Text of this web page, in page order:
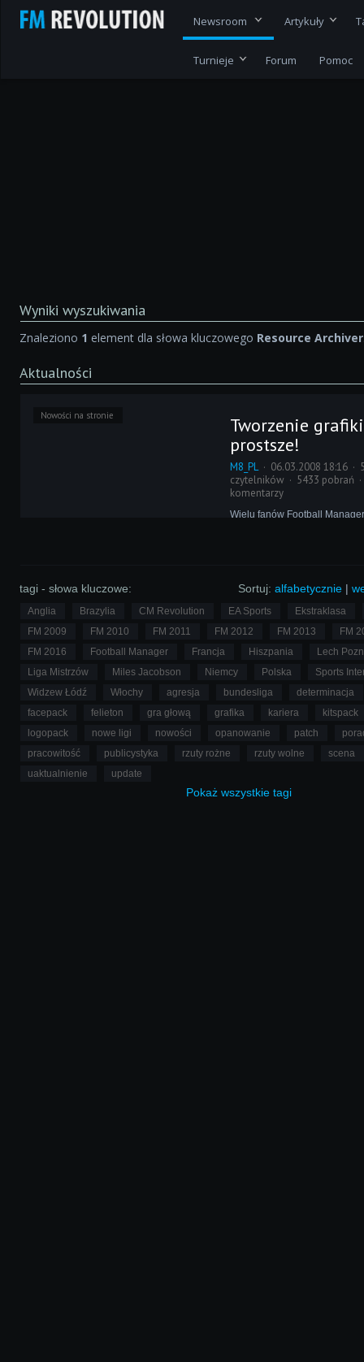
Newsroom Artykuły
Turnieje Forum Pomoc
Wyniki wyszukiwania
Znaleziono 1 element dla słowa kluczowego Resource Archiver
Aktualności
Nowości na stronie
Tworzenie
prostsze!
M8_PL 06.03.2008 18:16
czytelników
5433 pobrań
komentarzy
Wielu fanów Football
Sortuj: alfabetycznie |
tagi - słowa kluczowe:
Anglia Brazylia CM Revolution EA Sports
Ekstraklasa
FM 2009
FM 2010 FM 2011 FM 2012 FM 2013
FM
FM 2016
Football Manager Francja Hiszpania
Lech
Liga Mistrzów
Miles Jacobson Niemcy Polska
Sports
Widzew Łódź
Włochy agresja bundesliga
determinacja
facepack
felieton gra głową grafika kariera
kitspack
logopack
nowe ligi nowości opanowanie patch
pracowitość
publicystyka rzuty rożne rzuty wolne
scena
uaktualnienie
update
Pokaż wszystkie tagi